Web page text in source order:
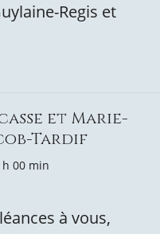
Regis et
et Marie-
Tardif
h 00 min
à vous,